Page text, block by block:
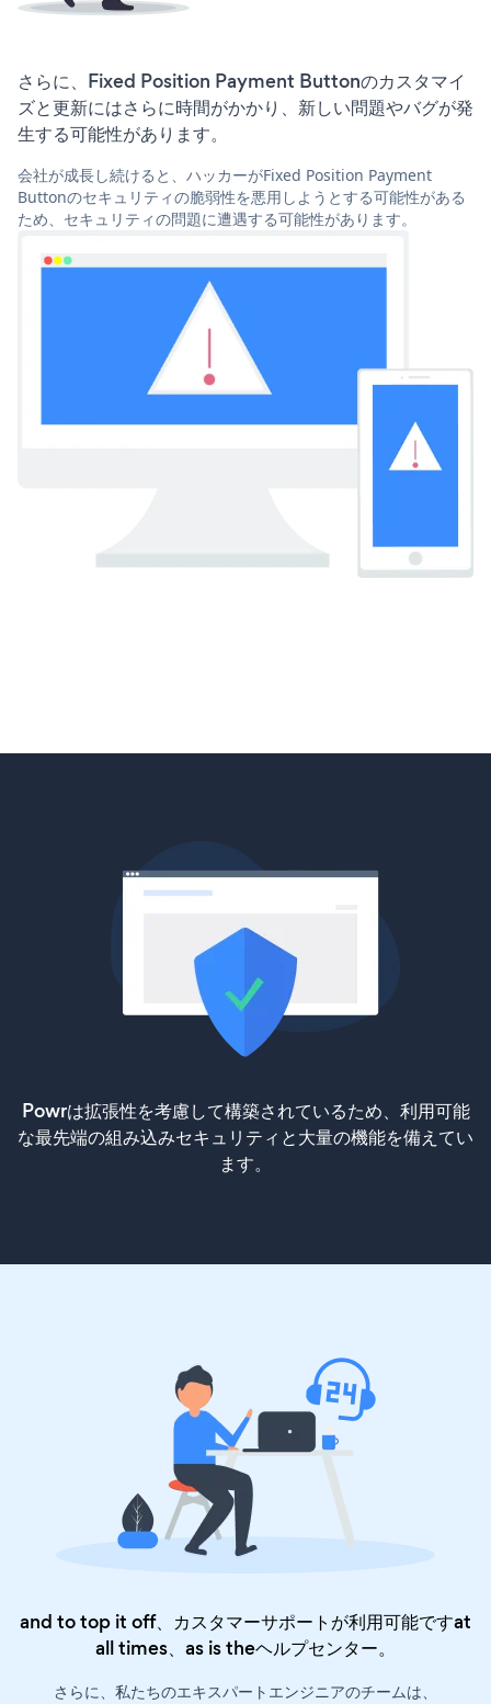
さらに、Fixed Position Payment Buttonのカスタマイ
ズと更新にはさらに時間がかかり、新しい問題やバグが発
生する可能性があります。
会社が成長し続けると、ハッカーがFixed Position Payment
Buttonのセキュリティの脆弱性を悪用しようとする可能性がある
ため、セキュリティの問題に遭遇する可能性があります。
Powrは拡張性を考慮して構築されているため、利用可能
な最先端の組み込みセキュリティと大量の機能を備えてい
ます。
and to top it off、カスタマーサポートが利用可能ですat
all times、as is theヘルプセンター。
さらに、私たちのエキスパートエンジニアのチームは、